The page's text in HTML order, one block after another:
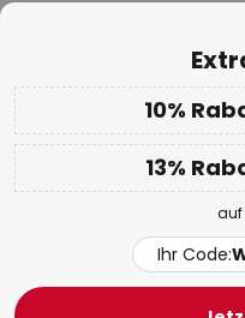
Nur
10% ab CHF 149 & 13%
Code:
WOW
10%
13%
auf
Ihr Code: